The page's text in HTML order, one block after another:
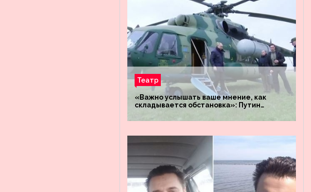
Театр
«Важно услышать ваше мнение, как
складывается обстановка»: Путин
«Днепр» и «Восток»